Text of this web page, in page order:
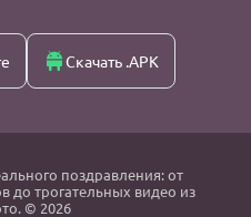
Скачать .APK
поздравления: от
до трогательных видео из
© 2026